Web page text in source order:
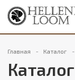
Главная Каталог